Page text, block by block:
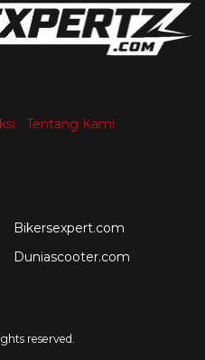
Tentang Kami
Bikersexpert.com
Duniascooter.com
reserved.